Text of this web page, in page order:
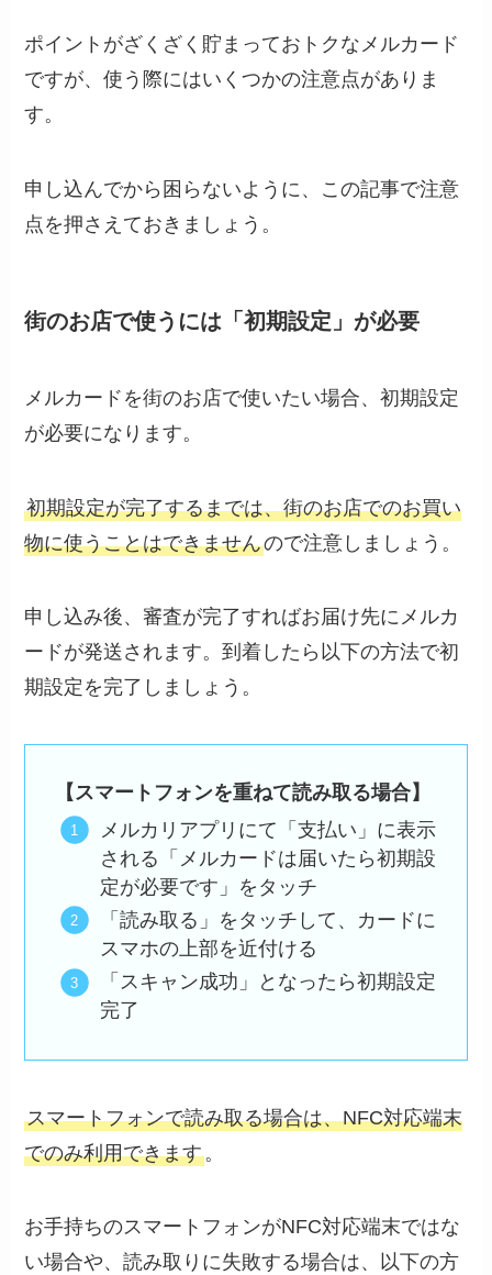
ポイントがざくざく貯まっておトクなメルカード
ですが、使う際にはいくつかの注意点がありま
す。
申し込んでから困らないように、この記事で注意
点を押さえておきましょう。
街のお店で使うには「初期設定」が必要
メルカードを街のお店で使いたい場合、初期設定
が必要になります。
初期設定が完了するまでは、街のお店でのお買い
物に使うことはできませんので注意しましょう。
申し込み後、審査が完了すればお届け先にメルカ
ードが発送されます。到着したら以下の方法で初
期設定を完了しましょう。
【スマートフォンを重ねて読み取る場合】
メルカリアプリにて「支払い」に表示
される「メルカードは届いたら初期設
定が必要です」をタッチ
「読み取る」をタッチして、カードに
スマホの上部を近付ける
「スキャン成功」となったら初期設定
完了
スマートフォンで読み取る場合は、NFC対応端末
でのみ利用できます。
お手持ちのスマートフォンがNFC対応端末ではな
い場合や、読み取りに失敗する場合は、以下の方